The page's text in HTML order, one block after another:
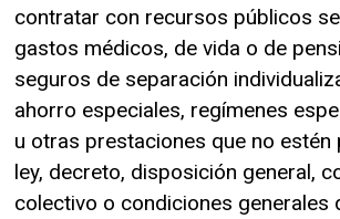
contratar con recursos públicos
gastos médicos, de vida o de
seguros de separación
ahorro especiales, regímenes
u otras prestaciones que no estén
ley, decreto, disposición general,
colectivo o condiciones generales